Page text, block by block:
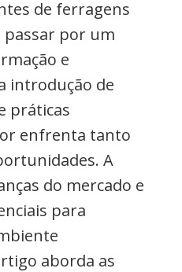
de ferragens
passar por um
e
introdução de
práticas
enfrenta tanto
A
do mercado e
para
aborda as